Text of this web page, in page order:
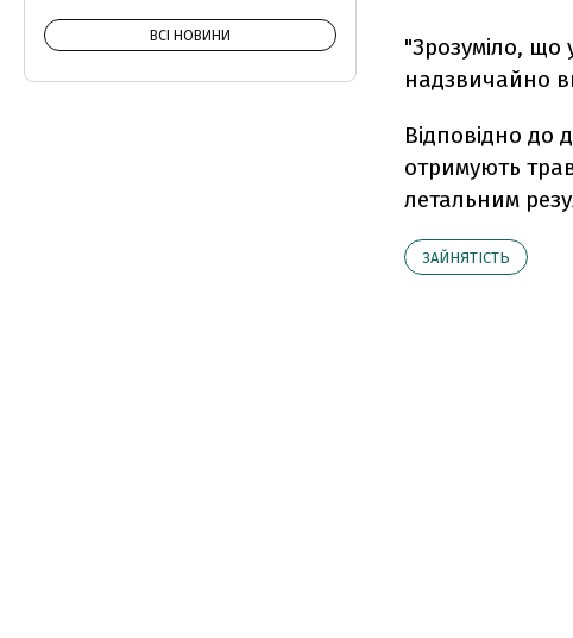
"Зрозуміло, що
надзвичайно
Відповідно до
отримують
летальним
ЗАЙНЯТІСТЬ
ВСІ НОВИНИ